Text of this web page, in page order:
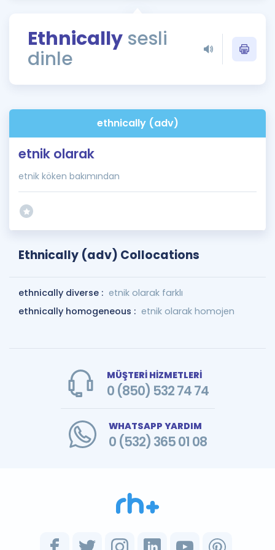
Rehberlik Aracı
ÖSYM Sınav Takvimi
İngilizce Gramer
Ethnically sesli
dinle
ethnically (adv)
etnik olarak
etnik köken bakımından
Ethnically (adv) Collocations
ethnically diverse : etnik olarak farklı
ethnically homogeneous : etnik olarak homojen
MÜŞTERİ HİZMETLERİ
0 (850) 532 74 74
WHATSAPP YARDIM
0 (532) 365 01 08